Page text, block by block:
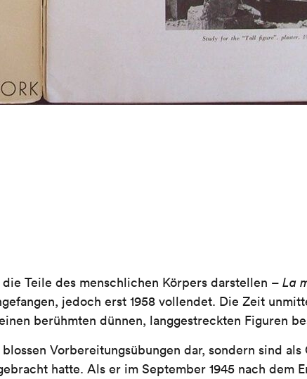
Teile des menschlichen Körpers darstellen – La
jedoch erst 1958 vollendet. Die Zeit
berühmten dünnen, langgestreckten Figuren
Vorbereitungsübungen dar, sondern sind als
hatte. Als er im September 1945 nach dem